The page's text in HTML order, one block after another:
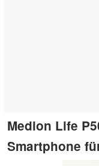
Medion Life
Smartphone